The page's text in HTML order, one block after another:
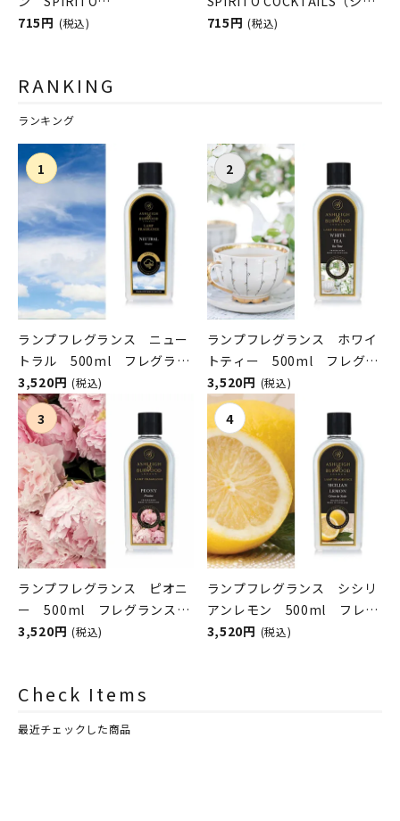
COCKTAILS（シェイクシェ
715円 (税込)
イクシェイク／スピリットカ
715円 (税込)
RANKING
ランキング
ランプフレグランス ニュー
トラル 500ml フレグラン
スランプ用オイル
ASHLEIGH&BURWOOD（ア
シュレイアンドバーウッド）
3,520円 (税込)
ランプフレグランス ホワイ
トティー 500ml フレグラ
ンスランプ用オイル
ASHLEIGH&BURWOOD（ア
シュレイアンドバーウッド）
3,520円 (税込)
ランプフレグランス ピオニ
ー 500ml フレグランスラ
ンプ用オイル
3,520円 (税込)
ランプフレグランス シシリ
アンレモン 500ml フレグ
ランスランプ用オイル
3,520円 (税込)
Check Items
最近チェックした商品